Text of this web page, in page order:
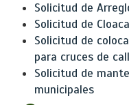
Solicitud de
Solicitud de
Solicitud de
para cruces de
Solicitud de
municipales